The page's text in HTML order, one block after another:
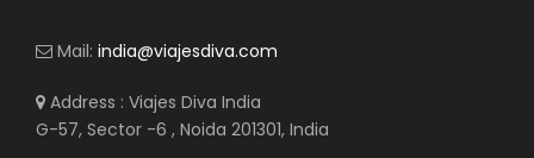
Mail: india@viajesdiva.com
Address : Viajes Diva India
G-57, Sector -6 , Noida 201301, India